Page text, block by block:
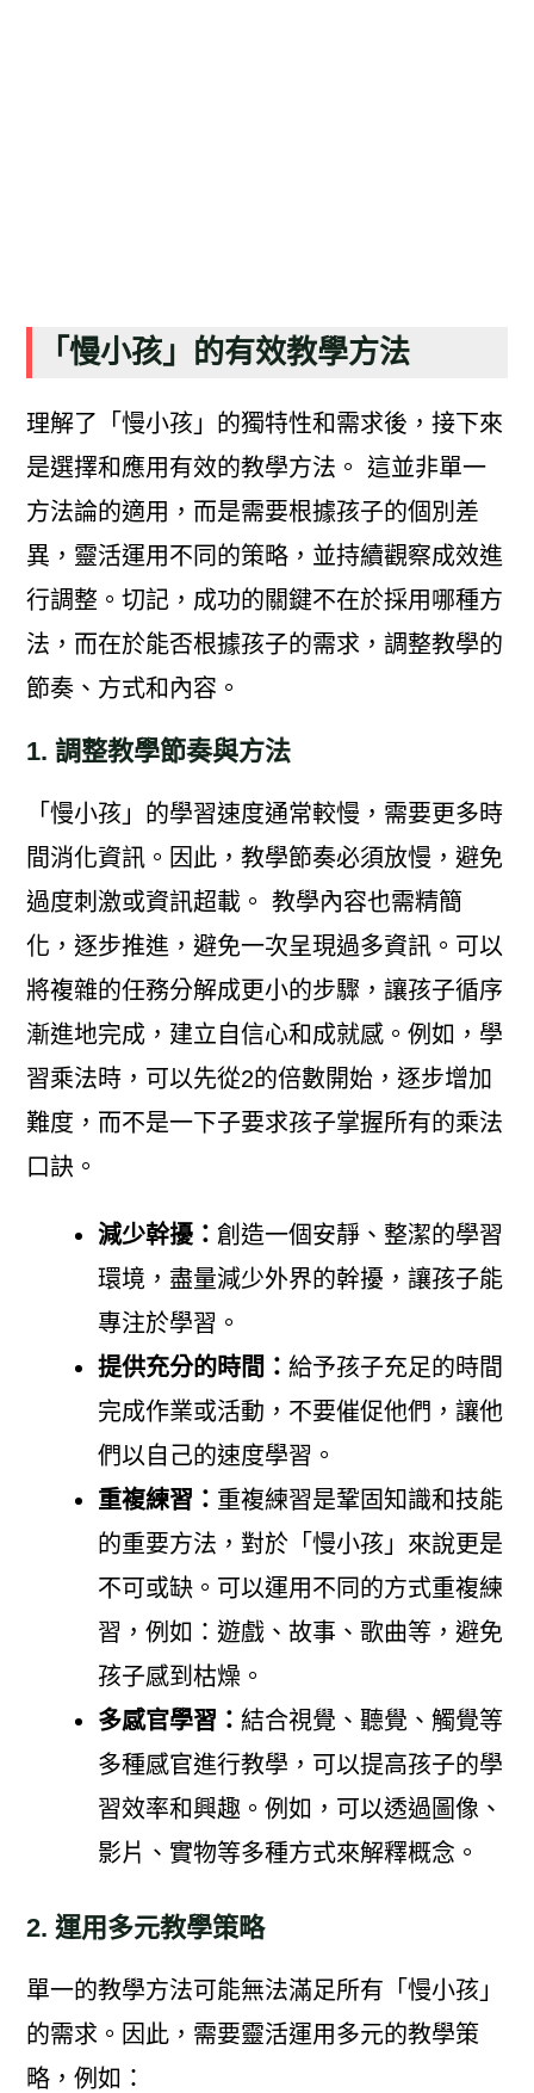
「慢小孩」的有效教學方法
理解了「慢小孩」的獨特性和需求後，接下來
是選擇和應用有效的教學方法。 這並非單一
方法論的適用，而是需要根據孩子的個別差
異，靈活運用不同的策略，並持續觀察成效進
行調整。切記，成功的關鍵不在於採用哪種方
法，而在於能否根據孩子的需求，調整教學的
節奏、方式和內容。
1. 調整教學節奏與方法
「慢小孩」的學習速度通常較慢，需要更多時
間消化資訊。因此，教學節奏必須放慢，避免
過度刺激或資訊超載。 教學內容也需精簡
化，逐步推進，避免一次呈現過多資訊。可以
將複雜的任務分解成更小的步驟，讓孩子循序
漸進地完成，建立自信心和成就感。例如，學
習乘法時，可以先從2的倍數開始，逐步增加
難度，而不是一下子要求孩子掌握所有的乘法
口訣。
減少幹擾： 創造一個安靜、整潔的學習
環境，盡量減少外界的幹擾，讓孩子能
專注於學習。
提供充分的時間： 給予孩子充足的時間
完成作業或活動，不要催促他們，讓他
們以自己的速度學習。
重複練習： 重複練習是鞏固知識和技能
的重要方法，對於「慢小孩」來說更是
不可或缺。可以運用不同的方式重複練
習，例如：遊戲、故事、歌曲等，避免
孩子感到枯燥。
多感官學習： 結合視覺、聽覺、觸覺等
多種感官進行教學，可以提高孩子的學
習效率和興趣。例如，可以透過圖像、
影片、實物等多種方式來解釋概念。
2. 運用多元教學策略
單一的教學方法可能無法滿足所有「慢小孩」
的需求。因此，需要靈活運用多元的教學策
略，例如：